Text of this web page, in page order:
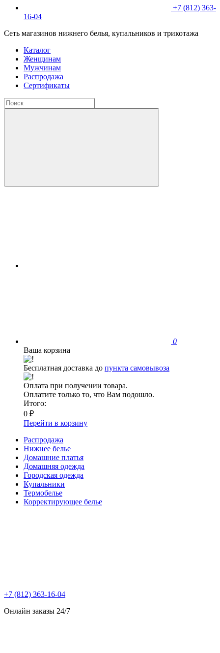
+7 (812) 363-
16-04
Сеть магазинов нижнего белья, купальников и трикотажа
Каталог
Женщинам
Мужчинам
Распродажа
Сертификаты
0
Ваша корзина
Бесплатная доставка до пункта самовывоза
Оплата при получении товара.
Оплатите только то, что Вам подошло.
Итого:
0 ₽
Перейти в корзину
Распродажа
Нижнее белье
Домашние платья
Домашняя одежда
Городская одежда
Купальники
Термобелье
Корректирующее белье
+7 (812) 363-16-04
Онлайн заказы 24/7